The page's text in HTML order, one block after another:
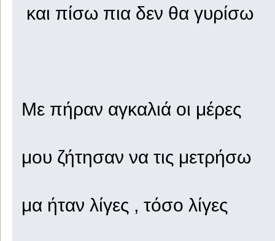
και πίσω πια δεν θα γυρίσω
Με πήραν αγκαλιά οι μέρες
μου ζήτησαν να τις μετρήσω
μα ήταν λίγες , τόσο λίγες